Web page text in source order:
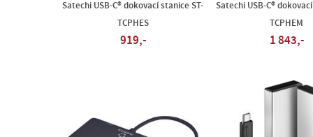
Satechi USB-C® dokovací stanice ST-
TCPHES
919,-
Satechi USB-C®
TCPHEM
1 843,-